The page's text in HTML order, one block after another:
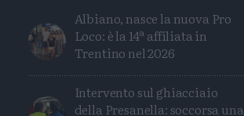
Albiano, nasce la nuova Pro
Loco: è la 14ª affiliata in
Trentino nel 2026
Intervento sul ghiacciaio
della Presanella: soccorsa una